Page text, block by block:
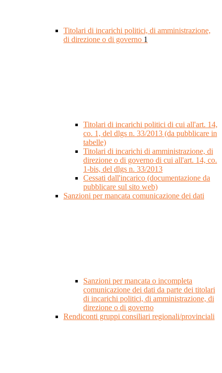
Titolari di incarichi politici, di amministrazione,
di direzione o di governo 1
Titolari di incarichi politici di cui all'art. 14,
co. 1, del dlgs n. 33/2013 (da pubblicare in
tabelle)
Titolari di incarichi di amministrazione, di
direzione o di governo di cui all'art. 14, co.
1-bis, del dlgs n. 33/2013
Cessati dall'incarico (documentazione da
pubblicare sul sito web)
Sanzioni per mancata comunicazione dei dati
Sanzioni per mancata o incompleta
comunicazione dei dati da parte dei titolari
di incarichi politici, di amministrazione, di
direzione o di governo
Rendiconti gruppi consiliari regionali/provinciali